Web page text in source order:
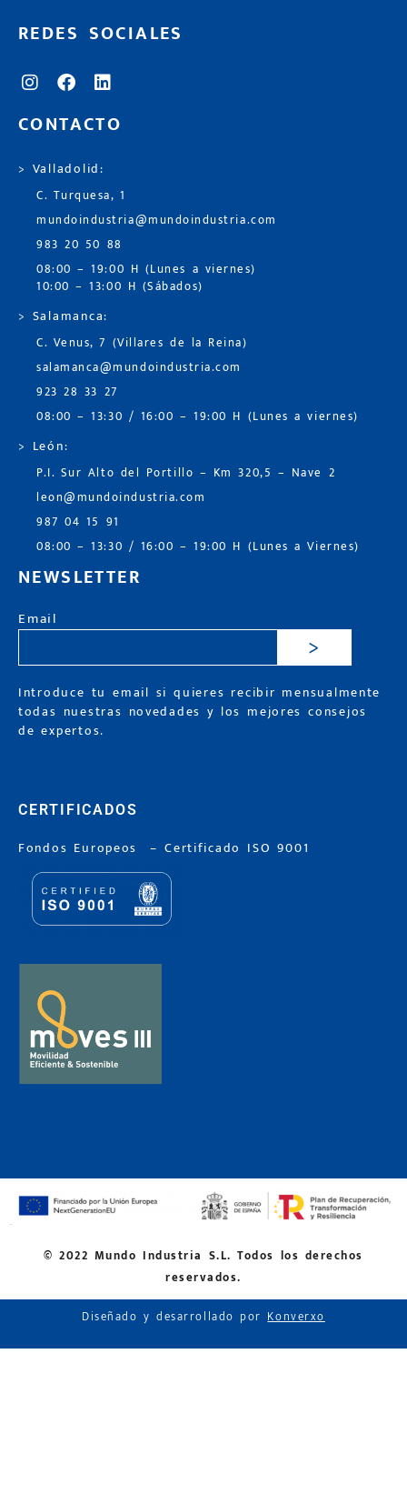
REDES SOCIALES
CONTACTO
> Valladolid:
C. Turquesa, 1
mundoindustria@mundoindustria.com
983 20 50 88
08:00 – 19:00 H (Lunes a viernes)
10:00 – 13:00 H (Sábados)
> Salamanca:
C. Venus, 7 (Villares de la Reina)
salamanca@mundoindustria.com
923 28 33 27
08:00 – 13:30 / 16:00 – 19:00 H (Lunes a viernes)
> León:
P.I. Sur Alto del Portillo – Km 320,5 – Nave 2
leon@mundoindustria.com
987 04 15 91
08:00 – 13:30 / 16:00 – 19:00 H (Lunes a Viernes)
NEWSLETTER
Email
>
Introduce tu email si quieres recibir mensualmente
todas nuestras novedades y los mejores consejos
de expertos.
CERTIFICADOS
Fondos Europeos –Certificado ISO 9001
© 2022 Mundo Industria S.L. Todos los derechos
reservados.
Diseñado y desarrollado porKonverxo